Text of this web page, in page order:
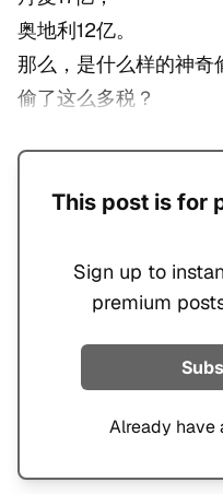
奥地利12亿。
那么，是什么样的神奇
偷了这么多税？
This post is for
Sign up to
premium
Already have